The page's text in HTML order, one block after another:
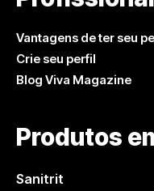
Vantagens de ter seu
Crie seu perfil
Blog Viva Magazine
Produtos
Sanitrit